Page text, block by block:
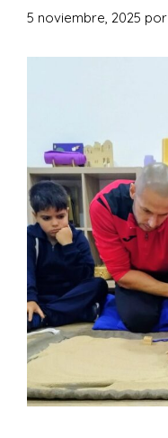
5 noviembre, 2025 por